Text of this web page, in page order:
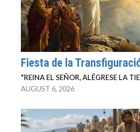
Fiesta de la
"REINA EL SEÑOR, ALÉGRESE LA
AUGUST 6, 2026